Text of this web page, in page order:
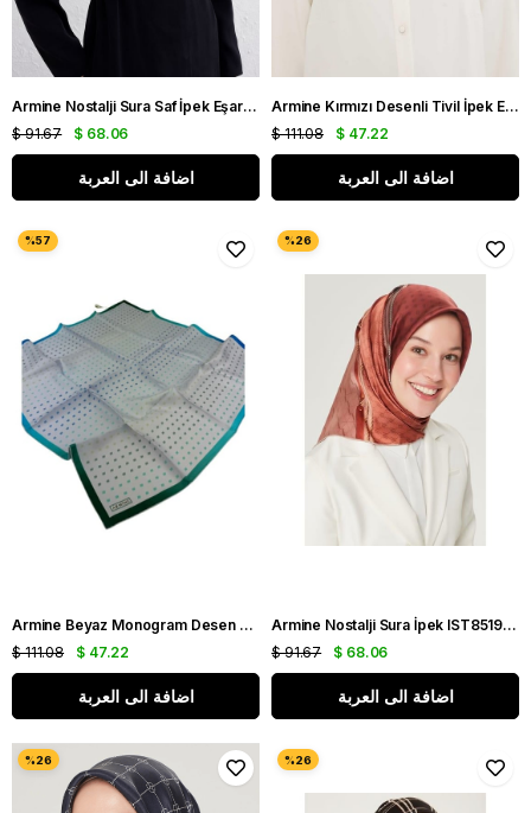
Armine Nostalji Sura Saf İpek Eşarp IST 8339 - 01 Siyah Kırçıllı Desen
$ 68.06
$ 91.67
اضافة الى العربة
Armine Kırmızı Desenli Tivil İpek Eşarp IST8906-35
$ 47.22
$ 111.08
اضافة الى العربة
Armine Beyaz Monogram Desen Tivil İpek Eşarp IST8936-35
$ 47.22
$ 111.08
اضافة الى العربة
Armine Nostalji Sura İpek IST8519-86 Somon Karışık Desen
$ 68.06
$ 91.67
اضافة الى العربة